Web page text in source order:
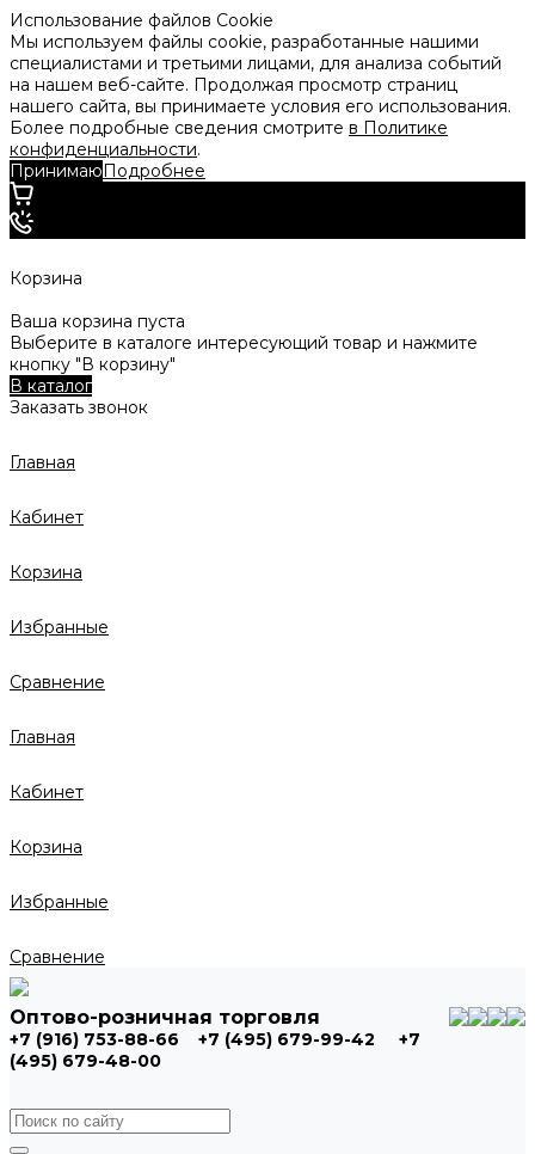
Использование файлов Cookie
Мы используем файлы cookie, разработанные нашими
специалистами и третьими лицами, для анализа событий
на нашем веб-сайте. Продолжая просмотр страниц
нашего сайта, вы принимаете условия его использования.
Более подробные сведения смотрите в Политике
конфиденциальности.
ПринимаюПодробнее
Корзина
Ваша корзина пуста
Выберите в каталоге интересующий товар и нажмите
кнопку "В корзину"
В каталог
Заказать звонок
Главная
Кабинет
Корзина
Избранные
Сравнение
Главная
Кабинет
Корзина
Избранные
Сравнение
Оптово-розничная торговля
+7 (916) 753-88-66 +7 (495) 679-99-42
+7
(495) 679-48-00